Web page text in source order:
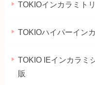
TOKIOインカラミト
TOKIOハイパーイン
TOKIO IEインカラミ
販